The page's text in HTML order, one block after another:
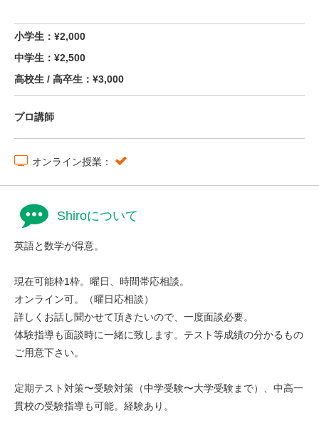
小学生：¥2,000
中学生：¥2,500
高校生 / 高卒生：¥3,000
プロ講師
オンライン授業：
Shiroについて
英語と数学が得意。
現在可能枠1枠。曜日、時間帯応相談。
オンライン可。（曜日応相談）
詳しくお話し聞かせて頂きたいので、一度面談必要。
体験指導も面談時に一緒に致します。テスト等成績の分かるもの
ご用意下さい。
定期テスト対策〜受験対策（中学受験〜大学受験まで）、中高一
貫校の受験指導も可能。経験あり。